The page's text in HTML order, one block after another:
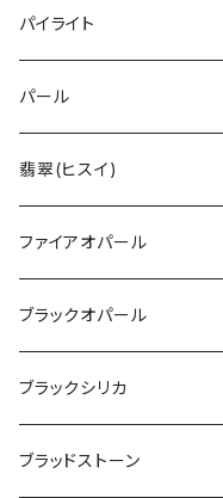
パイライト
パール
翡翠(ヒスイ)
ファイアオパール
ブラックオパール
ブラックシリカ
ブラッドストーン